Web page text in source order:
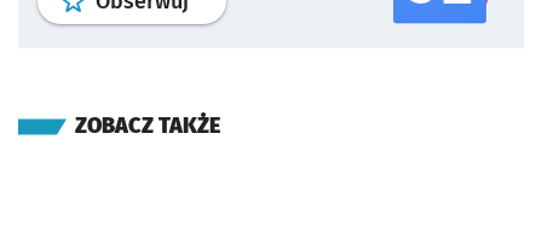
ZOBACZ TAKŻE